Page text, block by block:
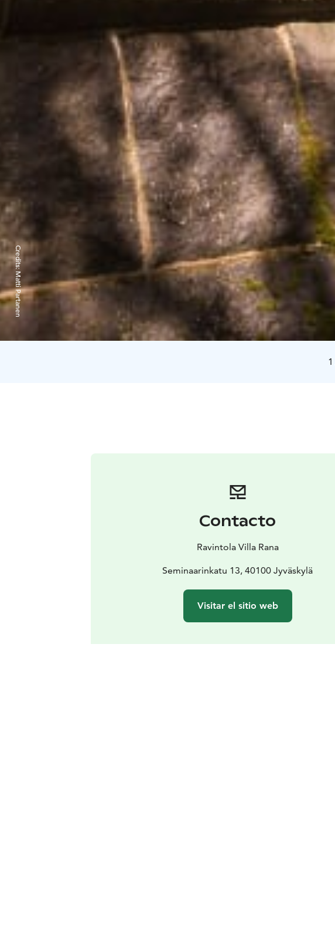
1
Credits:
Matti Partanen
Contacto
Ravintola Villa Rana
Seminaarinkatu 13, 40100 Jyväskylä
Visitar el sitio web